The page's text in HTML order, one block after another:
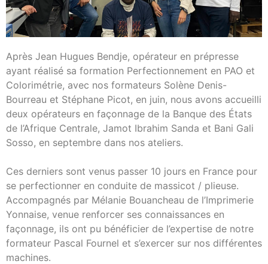
Après Jean Hugues Bendje, opérateur en prépresse
ayant réalisé sa formation Perfectionnement en PAO et
Colorimétrie, avec nos formateurs Solène Denis-
Bourreau et Stéphane Picot, en juin, nous avons accueilli
deux opérateurs en façonnage de la Banque des États
de l’Afrique Centrale, Jamot Ibrahim Sanda et Bani Gali
Sosso, en septembre dans nos ateliers.
Ces derniers sont venus passer 10 jours en France pour
se perfectionner en conduite de massicot / plieuse.
Accompagnés par Mélanie Bouancheau de l’Imprimerie
Yonnaise, venue renforcer ses connaissances en
façonnage, ils ont pu bénéficier de l’expertise de notre
formateur Pascal Fournel et s’exercer sur nos différentes
machines.